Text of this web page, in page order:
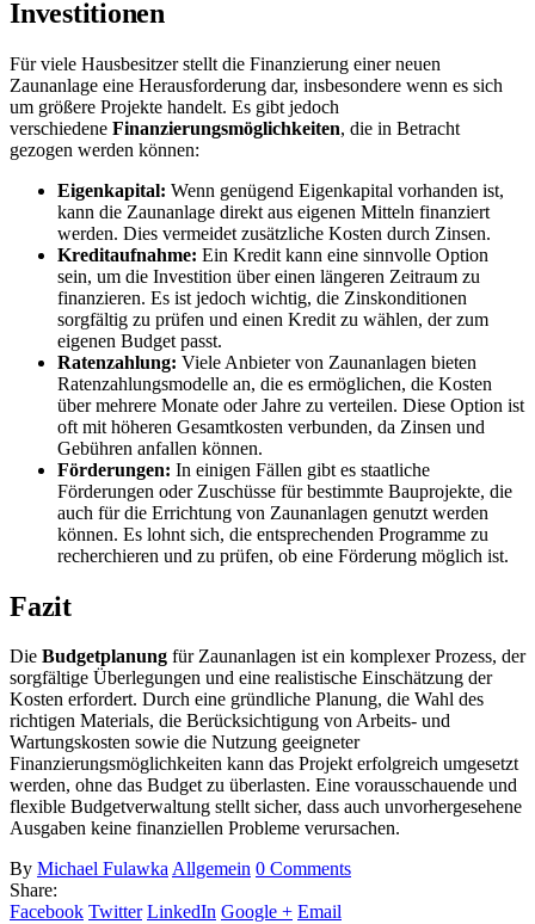
Investitionen
Für viele Hausbesitzer stellt die Finanzierung einer neuen
Zaunanlage eine Herausforderung dar, insbesondere wenn es sich
um größere Projekte handelt. Es gibt jedoch
verschiedene Finanzierungsmöglichkeiten, die in Betracht
gezogen werden können:
Eigenkapital: Wenn genügend Eigenkapital vorhanden ist,
kann die Zaunanlage direkt aus eigenen Mitteln finanziert
werden. Dies vermeidet zusätzliche Kosten durch Zinsen.
Kreditaufnahme: Ein Kredit kann eine sinnvolle Option
sein, um die Investition über einen längeren Zeitraum zu
finanzieren. Es ist jedoch wichtig, die Zinskonditionen
sorgfältig zu prüfen und einen Kredit zu wählen, der zum
eigenen Budget passt.
Ratenzahlung: Viele Anbieter von Zaunanlagen bieten
Ratenzahlungsmodelle an, die es ermöglichen, die Kosten
über mehrere Monate oder Jahre zu verteilen. Diese Option ist
oft mit höheren Gesamtkosten verbunden, da Zinsen und
Gebühren anfallen können.
Förderungen: In einigen Fällen gibt es staatliche
Förderungen oder Zuschüsse für bestimmte Bauprojekte, die
auch für die Errichtung von Zaunanlagen genutzt werden
können. Es lohnt sich, die entsprechenden Programme zu
recherchieren und zu prüfen, ob eine Förderung möglich ist.
Fazit
Die Budgetplanung für Zaunanlagen ist ein komplexer Prozess, der
sorgfältige Überlegungen und eine realistische Einschätzung der
Kosten erfordert. Durch eine gründliche Planung, die Wahl des
richtigen Materials, die Berücksichtigung von Arbeits- und
Wartungskosten sowie die Nutzung geeigneter
Finanzierungsmöglichkeiten kann das Projekt erfolgreich umgesetzt
werden, ohne das Budget zu überlasten. Eine vorausschauende und
flexible Budgetverwaltung stellt sicher, dass auch unvorhergesehene
Ausgaben keine finanziellen Probleme verursachen.
By Michael FulawkaAllgemein 0 Comments
Share:
Facebook Twitter LinkedIn Google + Email